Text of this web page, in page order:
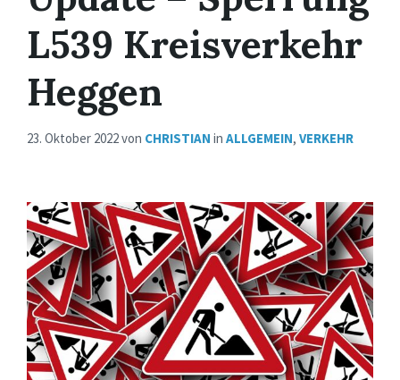
L539 Kreisverkehr
Heggen
23. Oktober 2022von CHRISTIAN in ALLGEMEIN, VERKEHR